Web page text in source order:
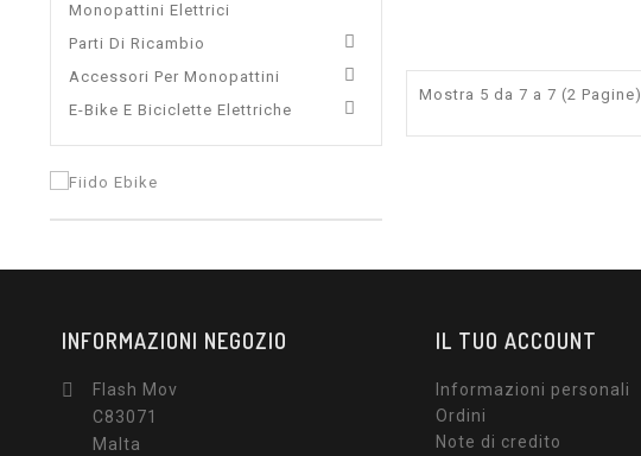
Monopattini Elettrici
Parti Di Ricambio

Accessori Per Monopattini 
E-Bike E Biciclette Elettriche 
Mostra 5 da 7 a 7 (2 Pagine)
INFORMAZIONI NEGOZIO

Flash Mov
C83071
Malta
IL TUO ACCOUNT
Informazioni personali
Ordini
Note di credito